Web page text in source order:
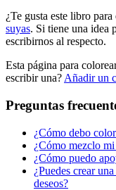
Música e instrumentos
Peluches y caballos
Primavera y pascua
Transporte
Verano y vacaciones
Libros para colorear para
Nezaradené
¿Te gusta este libro
suyas. Si tiene una idea
escribirnos al respecto.
Esta página para
escribir una? Añadir un
Preguntas
¿Cómo debo
¿Cómo mezclo
¿Cómo puedo
¿Puedes crear
deseos?